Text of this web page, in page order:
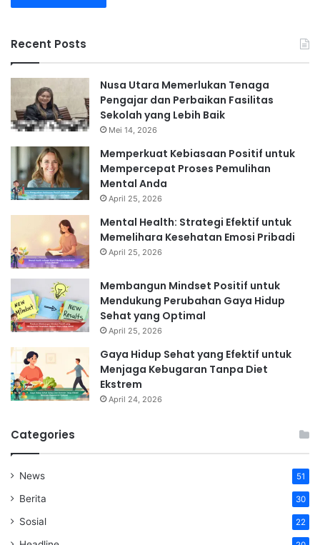
Recent Posts
Nusa Utara Memerlukan Tenaga
Pengajar dan Perbaikan Fasilitas
Sekolah yang Lebih Baik
Mei 14, 2026
Memperkuat Kebiasaan Positif untuk
Mempercepat Proses Pemulihan
Mental Anda
April 25, 2026
Mental Health: Strategi Efektif untuk
Memelihara Kesehatan Emosi Pribadi
April 25, 2026
Membangun Mindset Positif untuk
Mendukung Perubahan Gaya Hidup
Sehat yang Optimal
April 25, 2026
Gaya Hidup Sehat yang Efektif untuk
Menjaga Kebugaran Tanpa Diet
Ekstrem
April 24, 2026
Categories
News 51
Berita 30
Sosial 22